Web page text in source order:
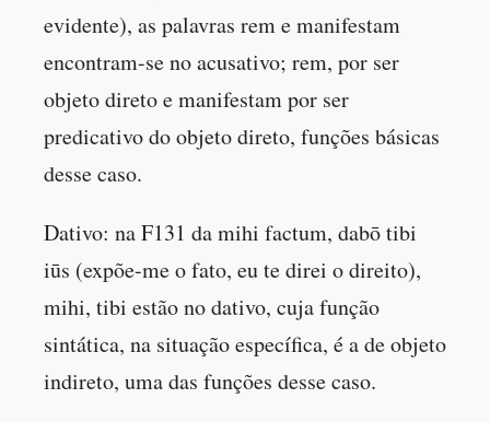
evidente), as palavras rem e manifestam
encontram-se no acusativo; rem, por ser
objeto direto e manifestam por ser
predicativo do objeto direto, funções básicas
desse caso.
Dativo: na F131 da mihi factum, dabō tibi
iūs (expõe-me o fato, eu te direi o direito),
mihi, tibi estão no dativo, cuja função
sintática, na situação específica, é a de objeto
indireto, uma das funções desse caso.